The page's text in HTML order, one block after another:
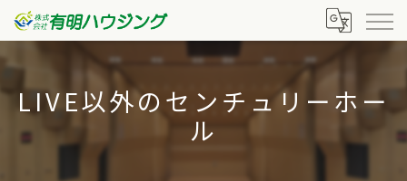
LIVE以外のセンチュリーホー
ル